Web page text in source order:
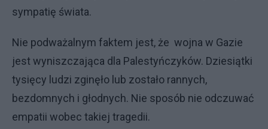
sympatię świata.
Nie podważalnym faktem jest, że wojna w Gazie
jest wyniszczająca dla Palestyńczyków. Dziesiątki
tysięcy ludzi zginęło lub zostało rannych,
bezdomnych i głodnych. Nie sposób nie odczuwać
empatii wobec takiej tragedii.